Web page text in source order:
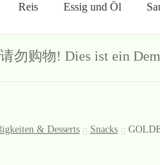
Reis Essig und Öl
Datenschutz Kasse Mein
勿购物! Dies ist ein
& Desserts Snacks